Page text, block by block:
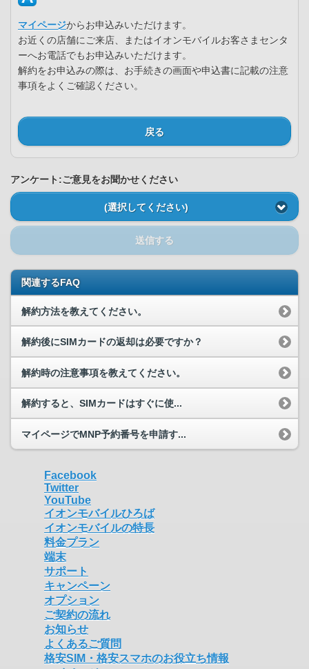
マイページからお申込みいただけます。
お近くの店舗にご来店、またはイオンモバイルお客さまセンタ
ーへお電話でもお申込みいただけます。
解約をお申込みの際は、お手続きの画面や申込書に記載の注意
事項をよくご確認ください。
戻る
アンケート:ご意見をお聞かせください
(選択してください)
送信する
関連するFAQ
解約方法を教えてください。
解約後にSIMカードの返却は必要ですか？
解約時の注意事項を教えてください。
解約すると、SIMカードはすぐに使...
マイページでMNP予約番号を申請す...
Facebook
Twitter
YouTube
イオンモバイルひろば
イオンモバイルの特長
料金プラン
端末
サポート
キャンペーン
オプション
ご契約の流れ
お知らせ
よくあるご質問
格安SIM・格安スマホのお役立ち情報